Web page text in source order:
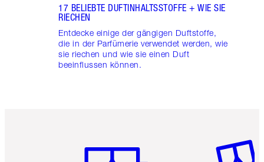
17 BELIEBTE DUFTINHALTSSTOFFE + WIE SIE
RIECHEN
Entdecke einige der gängigen Duftstoffe,
die in der Parfümerie verwendet werden, wie
sie riechen und wie sie einen Duft
beeinflussen können.